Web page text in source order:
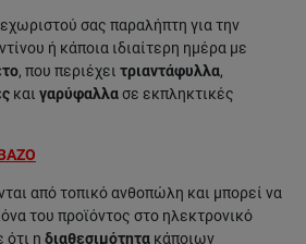
σας παραλήπτη για την
ή κάποια ιδιαίτερη ημέρα με
, που περιέχει τριαντάφυλλα,
και γαρύφαλλασε εκπληκτικές
από τοπικό ανθοπώλη και μπορεί να
του προϊόντος στο ηλεκτρονικό
ότι η διαθεσιμότητα κάποιων